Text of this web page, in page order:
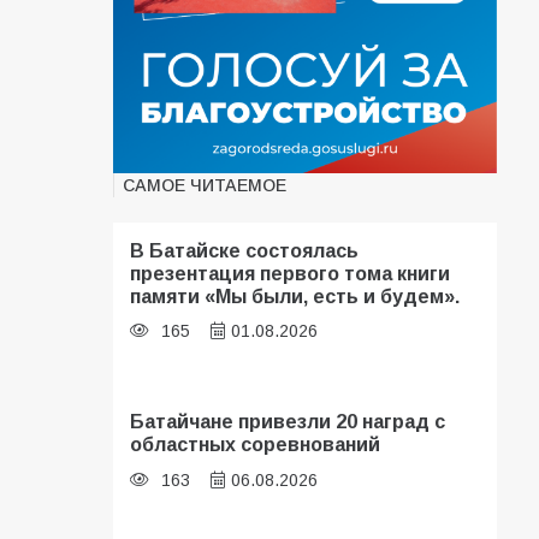
САМОЕ ЧИТАЕМОЕ
В Батайске состоялась
презентация первого тома книги
памяти «Мы были, есть и будем».
165 01.08.2026
Батайчане привезли 20 наград с
областных соревнований
163 06.08.2026